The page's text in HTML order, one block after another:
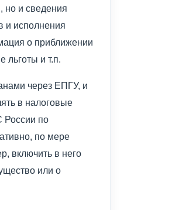
но и сведения
и исполнения
о приближении
льготы и т.п.
через ЕПГУ, и
в налоговые
России по
по мере
включить в него
или о